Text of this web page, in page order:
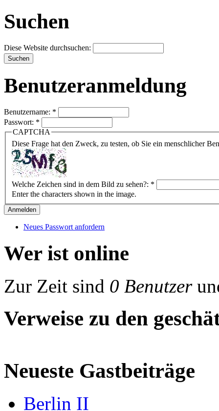
Suchen
Diese Website durchsuchen:
Benutzeranmeldung
Benutzername: *
Passwort: *
CAPTCHA
Diese Frage hat den Zweck, zu testen, ob Sie ein menschlicher
Welche Zeichen sind in dem Bild zu sehen?: *
Enter the characters shown in the image.
Neues Passwort anfordern
Wer ist online
Zur Zeit sind 0 Benutzer
Verweise zu den
Neueste Gastbeiträge
Berlin II